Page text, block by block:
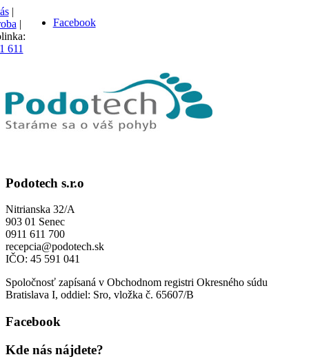
Facebook
|
|
611
Podotech s.r.o
Nitrianska 32/A
903 01 Senec
0911 611 700
recepcia@podotech.sk
IČO: 45 591 041
Spoločnosť zapísaná v Obchodnom registri Okresného súdu
Bratislava I, oddiel: Sro, vložka č. 65607/B
Facebook
Kde nás nájdete?